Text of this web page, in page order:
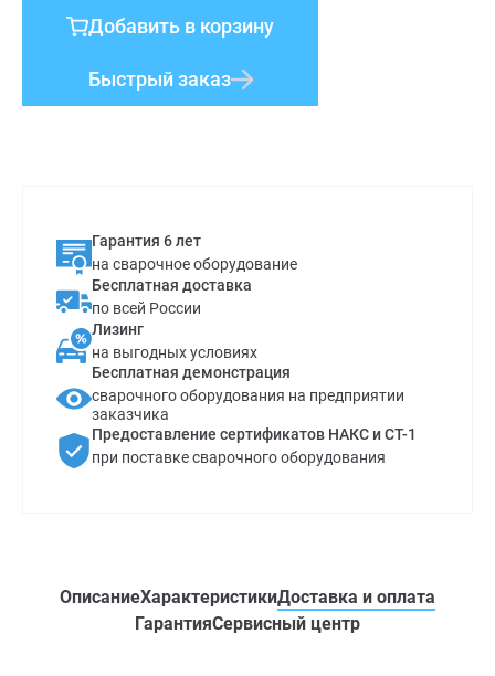
Добавить в корзину
Быстрый заказ
Гарантия 6 лет
на сварочное оборудование
Бесплатная доставка
по всей России
Лизинг
на выгодных условиях
Бесплатная демонстрация
сварочного оборудования на предприятии
заказчика
Предоставление сертификатов НАКС и СТ-1
при поставке сварочного оборудования
ОписаниеХарактеристикиДоставка и оплата
ГарантияСервисный центр